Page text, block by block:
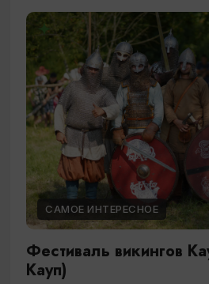
САМОЕ ИНТЕРЕСНОЕ
Фестиваль викингов
Кауп)